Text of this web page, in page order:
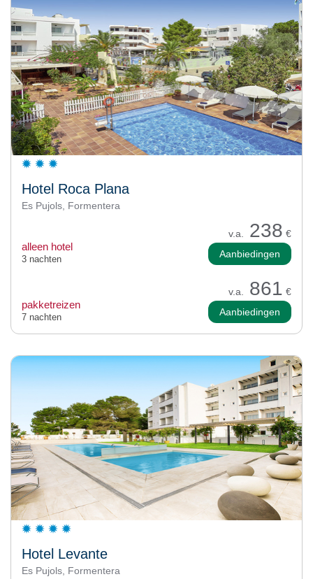
Hotel Roca Plana
Es Pujols, Formentera
v.a. 238 €
alleen hotel
3 nachten Aanbiedingen
v.a. 861 €
pakketreizen
7 nachten Aanbiedingen
Hotel Levante
Es Pujols, Formentera